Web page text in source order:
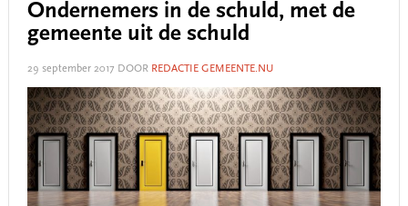
Ondernemers in de schuld, met de
gemeente uit de schuld
29 september 2017 DOOR REDACTIE GEMEENTE.NU